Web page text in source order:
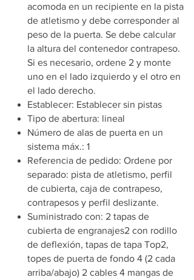
acomoda en un recipiente en la pista
de atletismo y debe corresponder al
peso de la puerta. Se debe calcular
la altura del contenedor contrapeso.
Si es necesario, ordene 2 y monte
uno en el lado izquierdo y el otro en
el lado derecho.
Establecer: Establecer sin pistas
Tipo de abertura: lineal
Número de alas de puerta en un
sistema máx.: 1
Referencia de pedido: Ordene por
separado: pista de atletismo, perfil
de cubierta, caja de contrapeso,
contrapesos y perfil deslizante.
Suministrado con: 2 tapas de
cubierta de engranajes2 con rodillo
de deflexión, tapas de tapa Top2,
topes de puerta de fondo 4 (2 cada
arriba/abajo) 2 cables 4 mangas de